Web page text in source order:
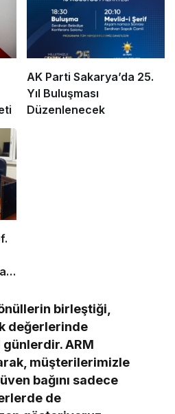
AK Parti Sakarya’da 25.
Yıl Buluşması
Düzenlenecek
birleştiği,
değerlerinde
ARM
müşterilerimizle
bağını sadece
de